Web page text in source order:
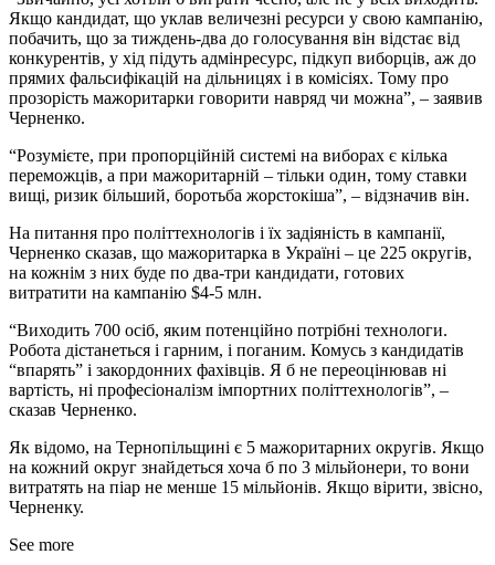
Якщо кандидат, що уклав величезні ресурси у свою кампанію,
побачить, що за тиждень-два до голосування він відстає від
конкурентів, у хід підуть адмінресурс, підкуп виборців, аж до
прямих фальсифікацій на дільницях і в комісіях. Тому про
прозорість мажоритарки говорити навряд чи можна”, – заявив
Черненко.
“Розумієте, при пропорційній системі на виборах є кілька
переможців, а при мажоритарній – тільки один, тому ставки
вищі, ризик більший, боротьба жорстокіша”, – відзначив він.
На питання про політтехнологів і їх задіяність в кампанії,
Черненко сказав, що мажоритарка в Україні – це 225 округів,
на кожнім з них буде по два-три кандидати, готових
витратити на кампанію $4-5 млн.
“Виходить 700 осіб, яким потенційно потрібні технологи.
Робота дістанеться і гарним, і поганим. Комусь з кандидатів
“впарять” і закордонних фахівців. Я б не переоцінював ні
вартість, ні професіоналізм імпортних політтехнологів”, –
сказав Черненко.
Як відомо, на Тернопільщині є 5 мажоритарних округів. Якщо
на кожний округ знайдеться хоча б по 3 мільйонери, то вони
витратять на піар не менше 15 мільйонів. Якщо вірити, звісно,
Черненку.
See more